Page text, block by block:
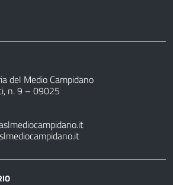
del Medio Campidano
n. 9 – 09025